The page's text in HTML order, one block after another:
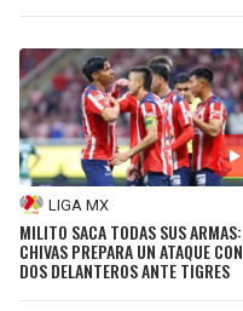
LIGA MX
MILITO SACA TODAS SUS ARMAS:
CHIVAS PREPARA UN ATAQUE CON
DOS DELANTEROS ANTE TIGRES